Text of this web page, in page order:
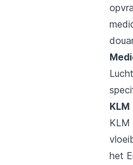
KLM
KLM
het